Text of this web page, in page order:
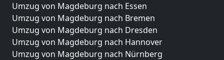
Umzug von Magdeburg nach Essen
Umzug von Magdeburg nach Bremen
Umzug von Magdeburg nach Dresden
Umzug von Magdeburg nach Hannover
Umzug von Magdeburg nach Nürnberg